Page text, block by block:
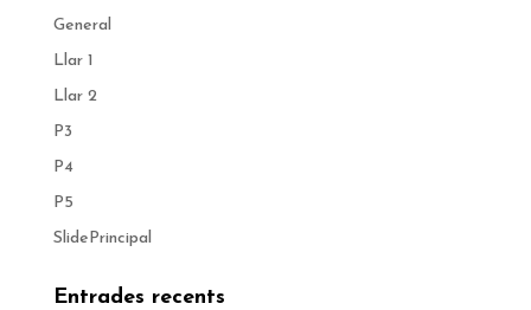
General
Llar 1
Llar 2
P3
P4
P5
SlidePrincipal
Entrades recents